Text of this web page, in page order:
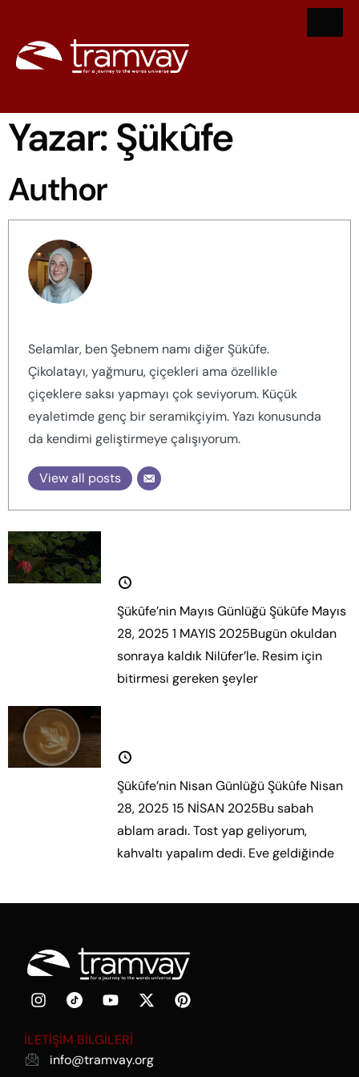
Yazar:Şükûfe
Author
Selamlar, ben Şebnem namı diğer Şükûfe.
Çikolatayı, yağmuru, çiçekleri ama özellikle
çiçeklere saksı yapmayı çok seviyorum. Küçük
eyaletimde genç bir seramikçiyim. Yazı konusunda
da kendimi geliştirmeye çalışıyorum.
View all posts
Şükûfe’nin Mayıs Günlüğü Şükûfe Mayıs
28, 2025 1 MAYIS 2025Bugün okuldan
sonraya kaldık Nilüfer’le. Resim için
bitirmesi gereken şeyler
Şükûfe’nin Nisan Günlüğü Şükûfe Nisan
28, 2025 15 NİSAN 2025Bu sabah
ablam aradı. Tost yap geliyorum,
kahvaltı yapalım dedi. Eve geldiğinde
İLETİŞİM BİLGİLERİ
info@tramvay.org